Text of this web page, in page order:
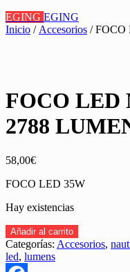
EGING EGING
Inicio / Accesorios / FOCO
FOCO LED
2788
58,00€
FOCO LED 35W
Hay existencias
FOCO
LED
NAUTICO
35W
Añadir al carrito
Categorías: Accesorios,
led, lumens